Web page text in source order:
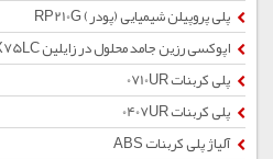
پلی پروپیلن شیمیایی (پودر) RP210G
اپوکسی رزین جامد محلول در زایلین E1X75LC
پلی کربنات 0710UR
پلی کربنات 0407UR
آلیاژ پلی کربنات ABS